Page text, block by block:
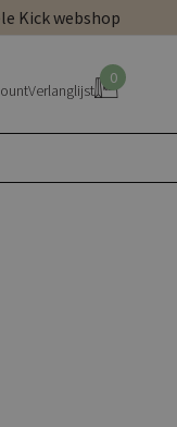
Kick webshop
Verlanglijst
0